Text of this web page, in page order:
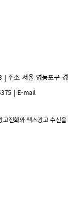
주소 서울 영등포구 경
| E-mail
전화와 팩스광고 수신을